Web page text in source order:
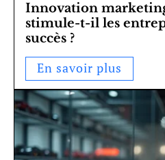
Innovation
stimule-t-il les
succès ?
En savoir plus